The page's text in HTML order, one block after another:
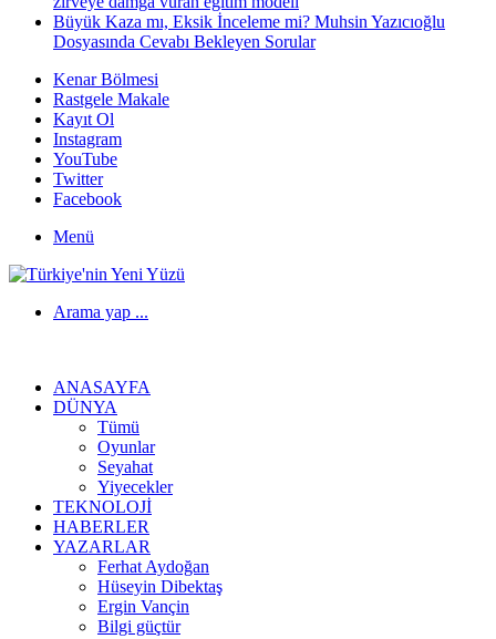
Büyük Kaza mı, Eksik İnceleme mi? Muhsin Yazıcıoğlu
Dosyasında Cevabı Bekleyen Sorular
Kenar Bölmesi
Rastgele Makale
Kayıt Ol
Instagram
YouTube
Twitter
Facebook
Menü
Arama yap ...
ANASAYFA
DÜNYA
Tümü
Oyunlar
Seyahat
Yiyecekler
TEKNOLOJI
HABERLER
YAZARLAR
Ferhat Aydoğan
Hüseyin Dibektaş
Ergin Vançin
Bilgi güçtür